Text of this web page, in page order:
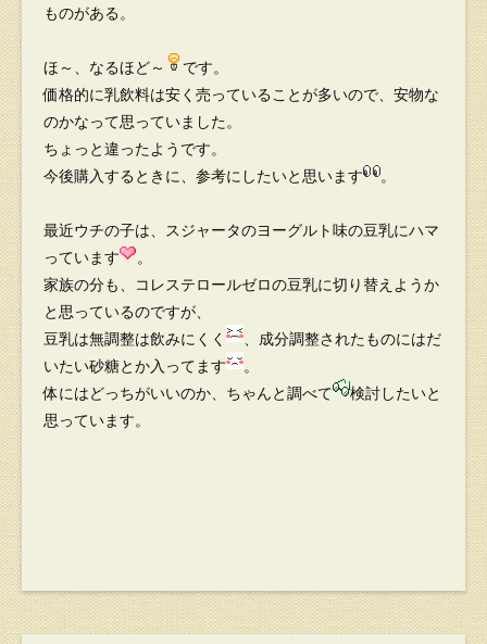
ものがある。
ほ～、なるほど～
です。
価格的に乳飲料は安く売っていることが多いので、安物な
のかなって思っていました。
ちょっと違ったようです。
今後購入するときに、参考にしたいと思います
。
最近ウチの子は、スジャータのヨーグルト味の豆乳にハマ
っています
。
家族の分も、コレステロールゼロの豆乳に切り替えようか
と思っているのですが、
豆乳は無調整は飲みにくく
、成分調整されたものにはだ
いたい砂糖とか入ってます
。
体にはどっちがいいのか、ちゃんと調べて
検討したいと
思っています。